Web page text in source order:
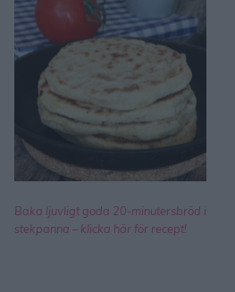
Baka ljuvligt goda 20-minutersbröd i
stekpanna – klicka här för recept!